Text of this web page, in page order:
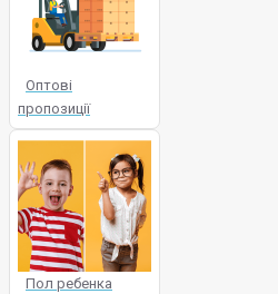
Оптові
пропозиції
Пол ребенка